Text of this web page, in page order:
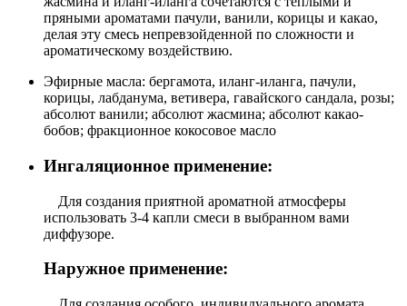
пряными ароматами пачули, ванили, корицы и какао,
делая эту смесь непревзойденной по сложности и
ароматическому воздействию.
Эфирные масла: бергамота, иланг-иланга, пачули,
корицы, лабданума, ветивера, гавайского сандала, розы;
абсолют ванили; абсолют жасмина; абсолют какао-
бобов; фракционное кокосовое масло
Ингаляционное применение:
Для создания приятной ароматной атмосферы
использовать 3-4 капли смеси в выбранном вами
диффузоре.
Наружное применение: